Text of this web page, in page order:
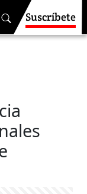
Suscríbete